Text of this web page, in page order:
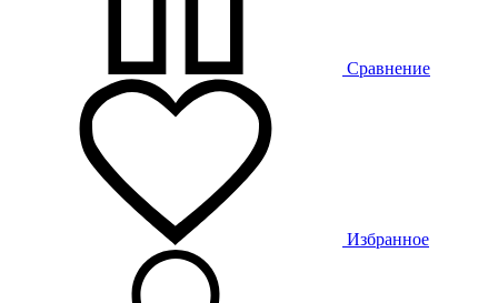
Сравнение
Избранное